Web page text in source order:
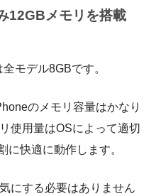
12GBメモリを搭載
モデル8GBです。
のメモリ容量はかなり
使用量はOSによって適切
に快適に動作します。
にする必要はありません